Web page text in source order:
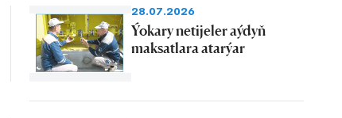
28.07.2026
Ýokary netijeler aýdyň
maksatlara atarýar